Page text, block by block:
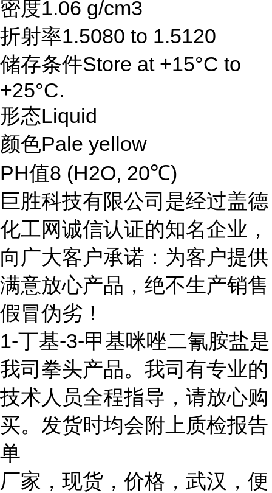
密度1.06 g/cm3
折射率1.5080 to 1.5120
储存条件Store at +15°C to
+25°C.
形态Liquid
颜色Pale yellow
PH值8 (H2O, 20℃)
巨胜科技有限公司是经过盖德
化工网诚信认证的知名企业，
向广大客户承诺：为客户提供
满意放心产品，绝不生产销售
假冒伪劣！
1-丁基-3-甲基咪唑二氰胺盐是
我司拳头产品。我司有专业的
技术人员全程指导，请放心购
买。发货时均会附上质检报告
单
厂家，现货，价格，武汉，便